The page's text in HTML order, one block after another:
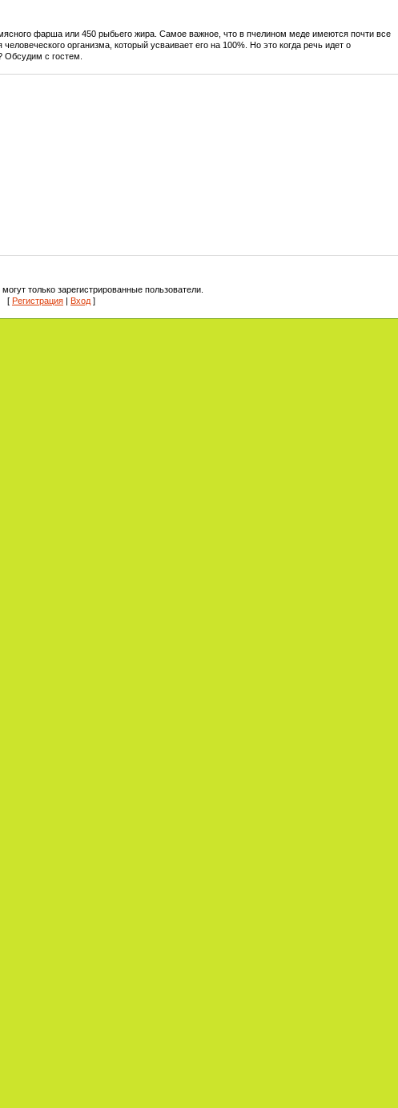
фарша или 450 рыбьего жира. Самое важное, что в пчелином меде имеются почти все
организма, который усваивает его на 100%. Но это когда речь идет о
Обсудим с гостем.
только зарегистрированные пользователи.
[ Регистрация | Вход ]